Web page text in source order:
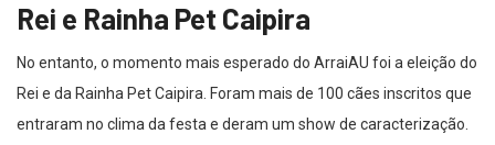
Rei e Rainha Pet Caipira
No entanto, o momento mais esperado do ArraiAU foi a eleição do
Rei e da Rainha Pet Caipira. Foram mais de 100 cães inscritos que
entraram no clima da festa e deram um show de caracterização.